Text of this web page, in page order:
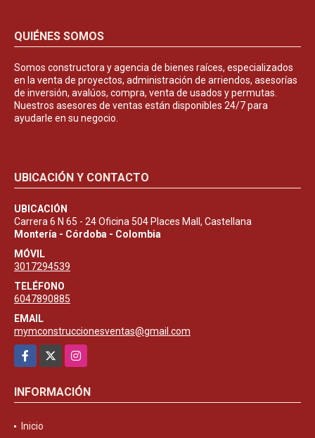
QUIÉNES SOMOS
Somos constructora y agencia de bienes raíces, especializados
en la venta de proyectos, administración de arriendos, asesorías
de inversión, avalúos, compra, venta de usados y permutas.
Nuestros asesores de ventas están disponibles 24/7 para
ayudarle en su negocio.
UBICACIÓN Y CONTACTO
UBICACIÓN
Carrera 6 N 65 - 24 Oficina 504 Places Mall, Castellana
Montería - Córdoba - Colombia
MÓVIL
3017294539
TELÉFONO
6047890885
EMAIL
mymconstruccionesventas@gmail.com
Facebook
Instagram
INFORMACIÓN
Inicio